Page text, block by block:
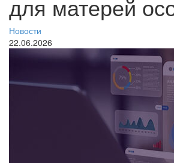
для матерей
Новости
22.06.2026